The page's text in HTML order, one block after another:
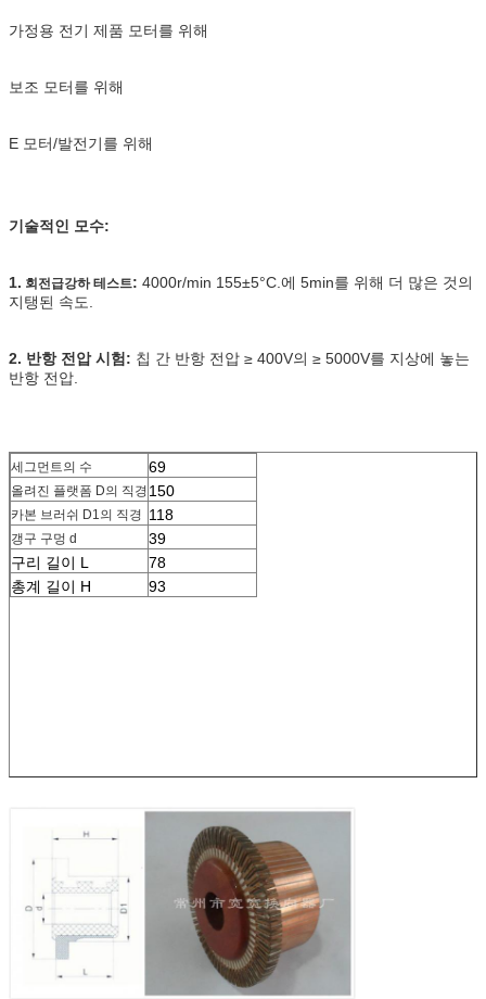
가정용 전기 제품 모터를 위해
보조 모터를 위해
E 모터/발전기를 위해
기술적인 모수:
1. 회전급강하 테스트: 4000r/min 155±5°C.에 5min를 위해 더 많은 것의
지탱된 속도.
2. 반항 전압 시험: 칩 간 반항 전압 ≥ 400V의 ≥ 5000V를 지상에 놓는
반항 전압.
세그먼트의 수 69
올려진 플랫폼 D의 직경 150
카본 브러쉬 D1의 직경 118
갱구 구멍 d
39
구리 길이 L
78
총계 길이 H
93